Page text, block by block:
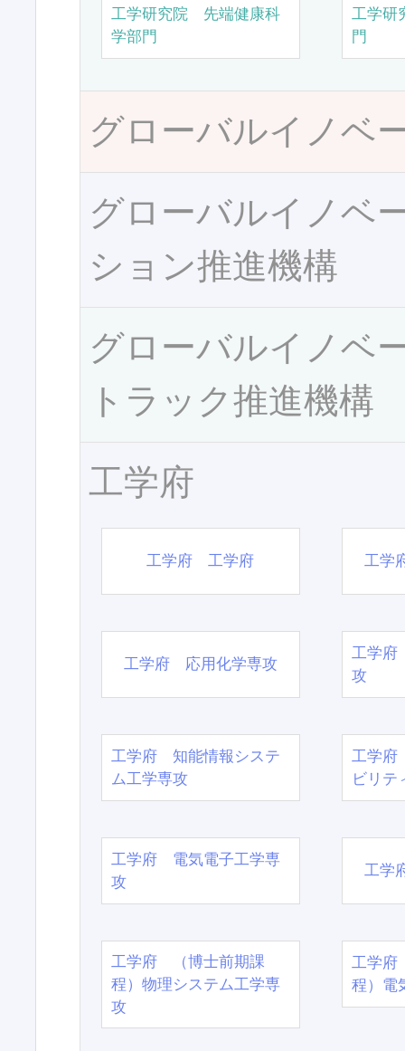
工学研究院 先端健康科
学部門
工学研
門
グローバルイノベ
グローバルイノベ
ション推進機構
グローバルイノベ
トラック推進機構
工学府
工学府 工学府 工学
工学府 応用化学専攻
工学府
攻
工学府 知能情報システ
ム工学専攻
工学府
ビリテ
工学府 電気電子工学専
攻
工学
工学府 （博士前期課
程）物理システム工学専
攻
工学
程）電